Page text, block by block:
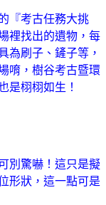
『考古任務大挑
裡找出的遺物，每
為刷子、鏟子等，
唷， 樹谷考古暨環
是栩栩如生！
別驚嚇！這只是擬
形狀，這一點可是